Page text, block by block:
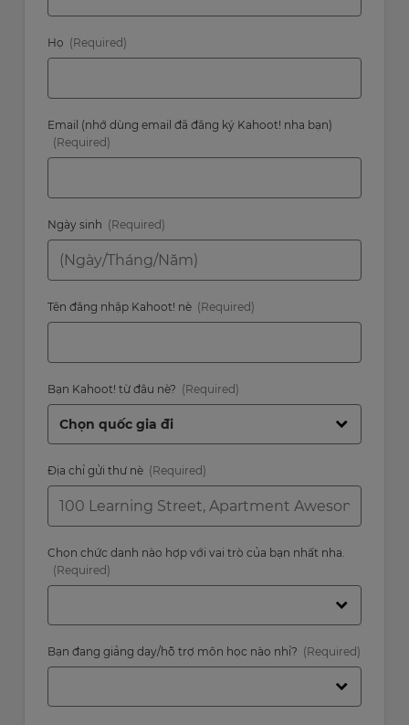
Họ
Email (nhớ dùng email đã đăng ký Kahoot! nha bạn)
Ngày sinh
Tên đăng nhập Kahoot! nè
Bạn Kahoot! từ đâu nè?
Địa chỉ gửi thư nè
Chọn chức danh nào hợp với vai trò của bạn nhất nha.
Bạn đang giảng dạy/hỗ trợ môn học nào nhỉ?
currency.
purposes.
Language
language
update
pricing
Save